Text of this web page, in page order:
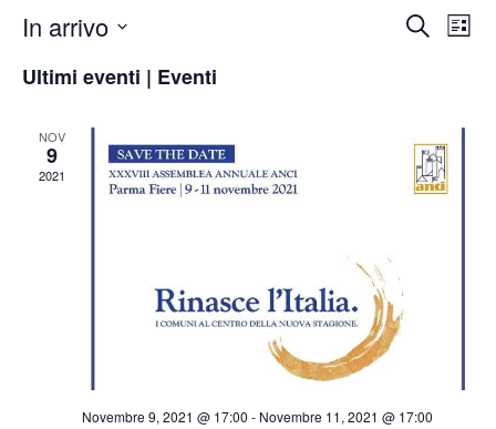
viste
CercaLista
In arrivo
la
data.
Ultimi eventi | Eventi
NOV
9
2021
Novembre 9, 2021 @ 17:00 - Novembre 11, 2021 @ 17:00